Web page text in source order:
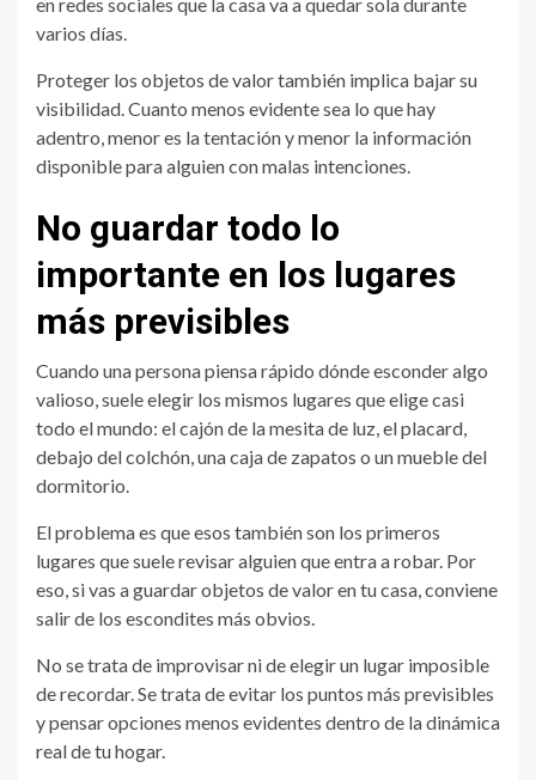
en redes sociales que la casa va a quedar sola durante
varios días.
Proteger los objetos de valor también implica bajar su
visibilidad. Cuanto menos evidente sea lo que hay
adentro, menor es la tentación y menor la información
disponible para alguien con malas intenciones.
No guardar todo lo
importante en los lugares
más previsibles
Cuando una persona piensa rápido dónde esconder algo
valioso, suele elegir los mismos lugares que elige casi
todo el mundo: el cajón de la mesita de luz, el placard,
debajo del colchón, una caja de zapatos o un mueble del
dormitorio.
El problema es que esos también son los primeros
lugares que suele revisar alguien que entra a robar. Por
eso, si vas a guardar objetos de valor en tu casa, conviene
salir de los escondites más obvios.
No se trata de improvisar ni de elegir un lugar imposible
de recordar. Se trata de evitar los puntos más previsibles
y pensar opciones menos evidentes dentro de la dinámica
real de tu hogar.